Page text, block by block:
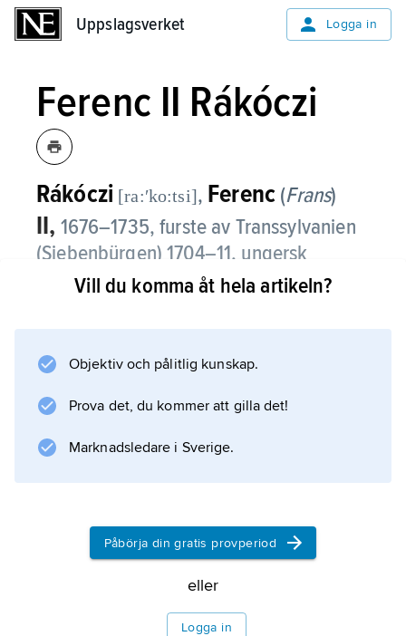
Uppslagsverket Logga in
Ferenc II Rákóczi
Rákóczi [ra:ʹko:tsi], Ferenc (Frans)
II, 1676–1735, furste av Transsylvanien
(Siebenbürgen) 1704–11, ungersk
frihetshjälte, sonson tillGyörgyII
en ”österrikisk” uppfostran i ett
jesuitkollegium i Böhmen. Trots detta
engagerade han sig på sina landsmäns sida
mot huset Habsburg, blev inblandad i en
Information om artikeln
Vill du komma åt hela artikeln?
Objektiv och pålitlig kunskap.
Prova det, du kommer att gilla det!
Marknadsledare i Sverige.
Påbörja din gratis provperiod
eller
Logga in